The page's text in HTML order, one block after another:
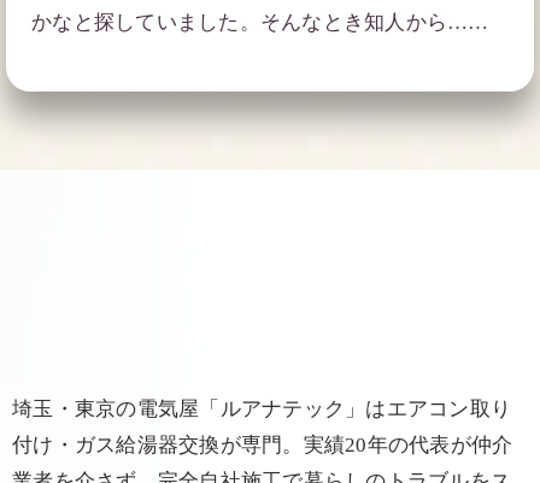
かなと探していました。そんなとき知人から……
埼玉・東京の電気屋「ルアナテック」はエアコン取り
付け・ガス給湯器交換が専門。実績20年の代表が仲介